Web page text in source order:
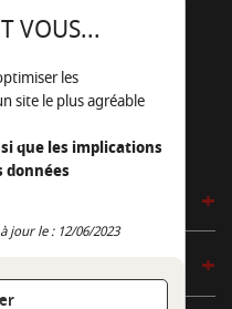
09
e-mail
VOUS...
les
site le plus agréable
que les implications
données
jour le : 12/06/2023